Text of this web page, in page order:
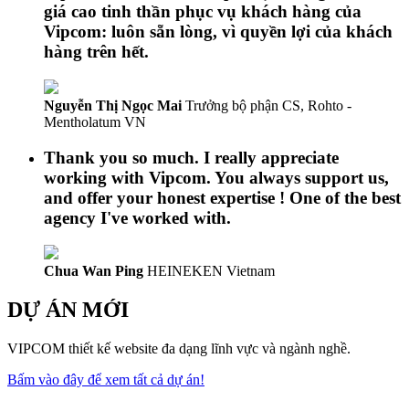
giá cao tinh thần phục vụ khách hàng của
Vipcom: luôn sẵn lòng, vì quyền lợi của khách
hàng trên hết.
Nguyễn Thị Ngọc Mai Trưởng bộ phận CS, Rohto -
Mentholatum VN
Thank you so much. I really appreciate
working with Vipcom. You always support us,
and offer your honest expertise ! One of the best
agency I've worked with.
Chua Wan Ping HEINEKEN Vietnam
DỰ ÁN MỚI
VIPCOM thiết kế website đa dạng lĩnh vực và ngành nghề.
Bấm vào đây để xem tất cả dự án!